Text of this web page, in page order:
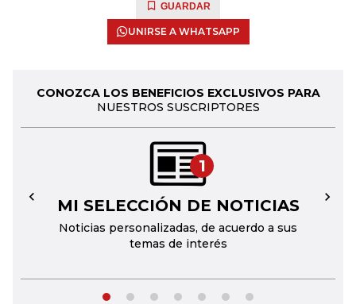
GUARDAR
UNIRSE A WHATSAPP
CONOZCA LOS BENEFICIOS EXCLUSIVOS PARA
NUESTROS SUSCRIPTORES
1
MI SELECCIÓN DE NOTICIAS
Noticias personalizadas, de acuerdo a sus
temas de interés
← →